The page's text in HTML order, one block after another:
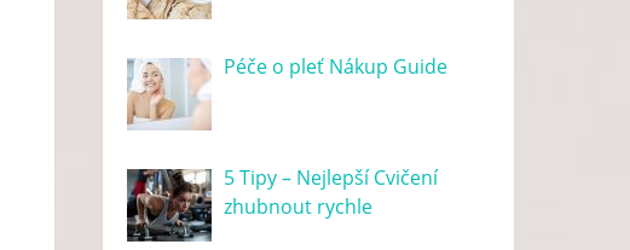
Péče o pleť Nákup Guide
5 Tipy – Nejlepší Cvičení
zhubnout rychle